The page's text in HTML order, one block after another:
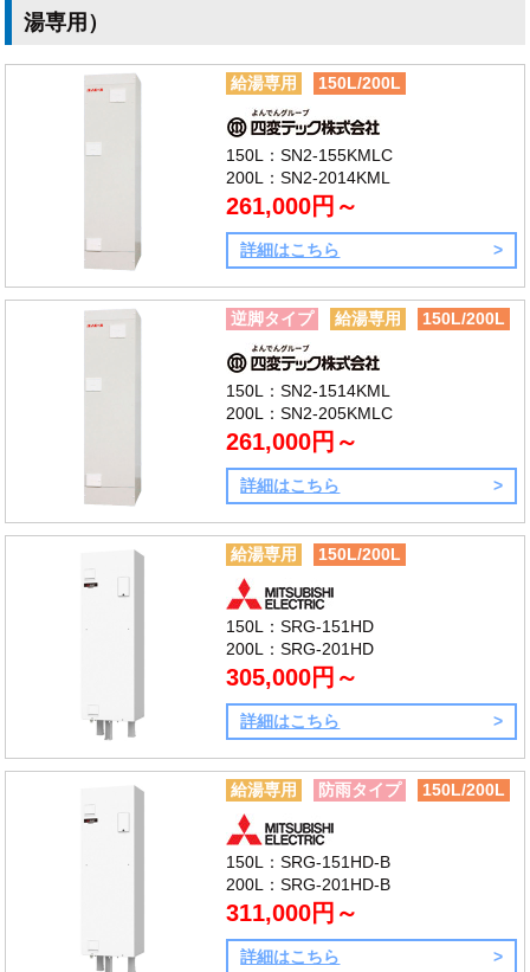
湯専用）
給湯専用 150L/200L
150L：SN2-155KMLC
200L：SN2-2014KML
261,000円～
詳細はこちら
逆脚タイプ 給湯専用 150L/200L
150L：SN2-1514KML
200L：SN2-205KMLC
261,000円～
詳細はこちら
給湯専用 150L/200L
150L：SRG-151HD
200L：SRG-201HD
305,000円～
詳細はこちら
給湯専用 防雨タイプ 150L/200L
150L：SRG-151HD-B
200L：SRG-201HD-B
311,000円～
詳細はこちら